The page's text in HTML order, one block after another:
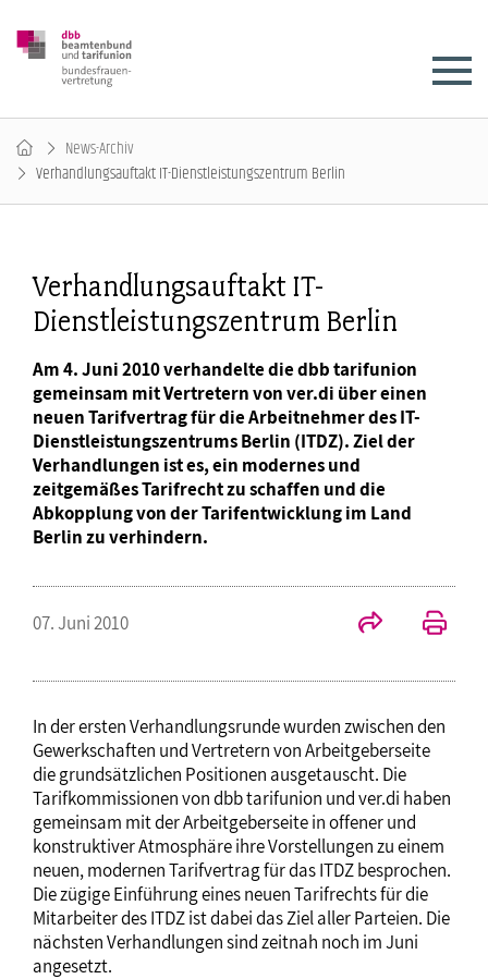
News-Archiv
Verhandlungsauftakt IT-Dienstleistungszentrum Berlin
Verhandlungsauftakt IT-
Dienstleistungszentrum Berlin
Am 4. Juni 2010 verhandelte die dbb tarifunion
gemeinsam mit Vertretern von ver.di über einen
neuen Tarifvertrag für die Arbeitnehmer des IT-
Dienstleistungszentrums Berlin (ITDZ). Ziel der
Verhandlungen ist es, ein modernes und
zeitgemäßes Tarifrecht zu schaffen und die
Abkopplung von der Tarifentwicklung im Land
Berlin zu verhindern.
07. Juni 2010
In der ersten Verhandlungsrunde wurden zwischen den
Gewerkschaften und Vertretern von Arbeitgeberseite
die grundsätzlichen Positionen ausgetauscht. Die
Tarifkommissionen von dbb tarifunion und ver.di haben
gemeinsam mit der Arbeitgeberseite in offener und
konstruktiver Atmosphäre ihre Vorstellungen zu einem
neuen, modernen Tarifvertrag für das ITDZ besprochen.
Die zügige Einführung eines neuen Tarifrechts für die
Mitarbeiter des ITDZ ist dabei das Ziel aller Parteien. Die
nächsten Verhandlungen sind zeitnah noch im Juni
angesetzt.